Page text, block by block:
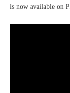
is now available on